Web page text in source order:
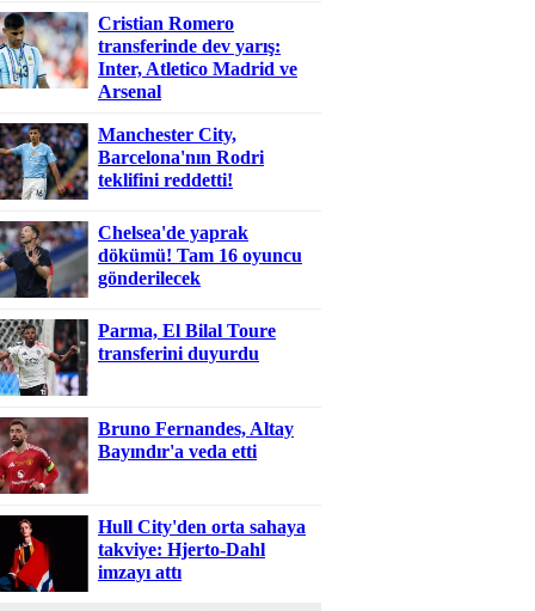
Cristian Romero
transferinde dev yarış:
Inter, Atletico Madrid ve
Arsenal
Manchester City,
Barcelona'nın Rodri
teklifini reddetti!
Chelsea'de yaprak
dökümü! Tam 16 oyuncu
gönderilecek
Parma, El Bilal Toure
transferini duyurdu
Bruno Fernandes, Altay
Bayındır'a veda etti
Hull City'den orta sahaya
takviye: Hjerto-Dahl
imzayı attı